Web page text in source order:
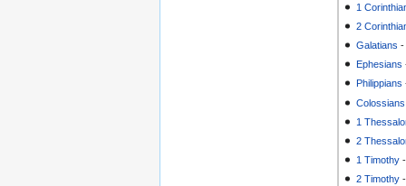
1
2
Galatians
Ephesians
Philippians
Colossians
1
2
1 Timothy
2 Timothy